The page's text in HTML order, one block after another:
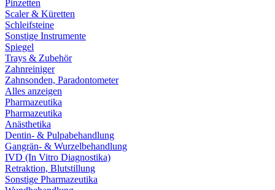
Pinzetten
Scaler & Küretten
Schleifsteine
Sonstige Instrumente
Spiegel
Trays & Zubehör
Zahnreiniger
Zahnsonden, Paradontometer
Alles anzeigen
Pharmazeutika
Pharmazeutika
Anästhetika
Dentin- & Pulpabehandlung
Gangrän- & Wurzelbehandlung
IVD (In Vitro Diagnostika)
Retraktion, Blutstillung
Sonstige Pharmazeutika